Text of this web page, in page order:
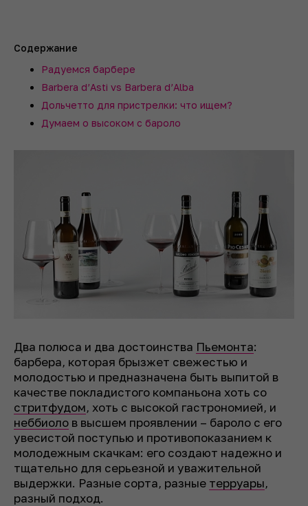
Содержание
Радуемся барбере
Barbera d’Asti vs Barbera d’Alba
Дольчетто для пристрелки: что ищем?
Думаем о высоком с бароло
Два полюса и два достоинства Пьемонта:
барбера, которая брызжет свежестью и
молодостью и предназначена быть выпитой в
качестве покладистого компаньона хоть со
стритфудом, хоть с высокой гастрономией, и
неббиоло в высшем проявлении – бароло с его
увесистой поступью и противопоказанием к
молодежным скачкам: его создают надежно и
тщательно для серьезной и уважительной
выдержки. Разные сорта, разные терруары,
разный подход.